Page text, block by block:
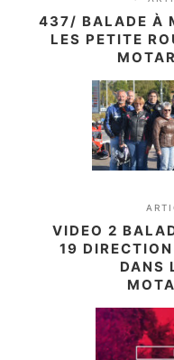
437/ BALADE À
LES PETITE
VIDEO 2
19
DANS